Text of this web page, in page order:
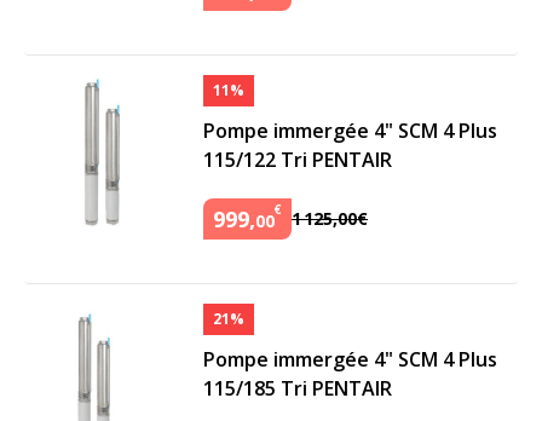
11%
Pompe immergée 4" SCM 4 Plus
115/122 Tri PENTAIR
999,00€ 1125,00€
21%
Pompe immergée 4" SCM 4 Plus
115/185 Tri PENTAIR